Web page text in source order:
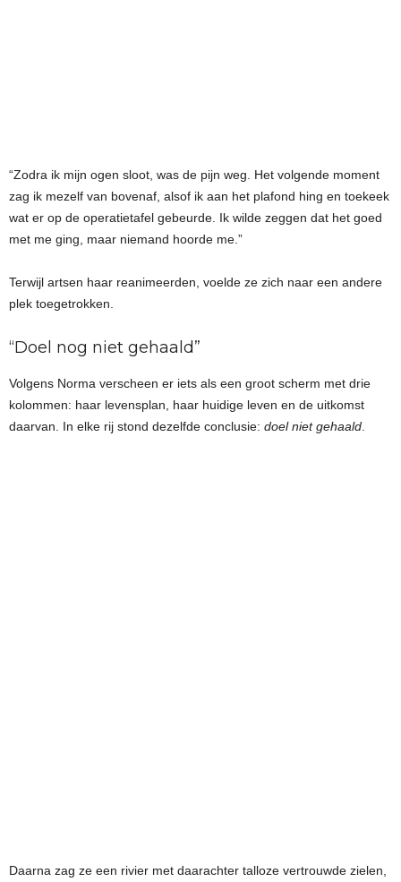
“Zodra ik mijn ogen sloot, was de pijn weg. Het volgende moment
zag ik mezelf van bovenaf, alsof ik aan het plafond hing en toekeek
wat er op de operatietafel gebeurde. Ik wilde zeggen dat het goed
met me ging, maar niemand hoorde me.”
Terwijl artsen haar reanimeerden, voelde ze zich naar een andere
plek toegetrokken.
“Doel nog niet gehaald”
Volgens Norma verscheen er iets als een groot scherm met drie
kolommen: haar levensplan, haar huidige leven en de uitkomst
daarvan. In elke rij stond dezelfde conclusie: doel niet gehaald
Daarna zag ze een rivier met daarachter talloze vertrouwde zielen,